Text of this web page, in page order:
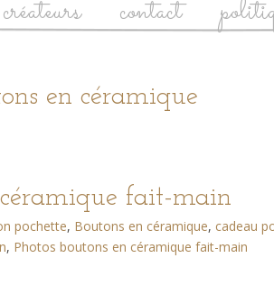
contact
en céramique
céramique fait-main
pochette, Boutons en céramique, cadeau
, Photos boutons en céramique fait-main